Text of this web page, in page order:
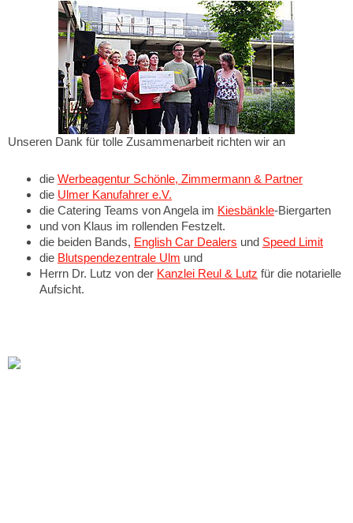
Unseren Dank für tolle Zusammenarbeit richten wir an
die Werbeagentur Schönle, Zimmermann & Partner
die Ulmer Kanufahrer e.V.
die Catering Teams von Angela im Kiesbänkle-Biergarten
und von Klaus im rollenden Festzelt.
die beiden Bands, English Car Dealers und Speed Limit
die Blutspendezentrale Ulm und
Herrn Dr. Lutz von der Kanzlei Reul & Lutz für die notarielle
Aufsicht.